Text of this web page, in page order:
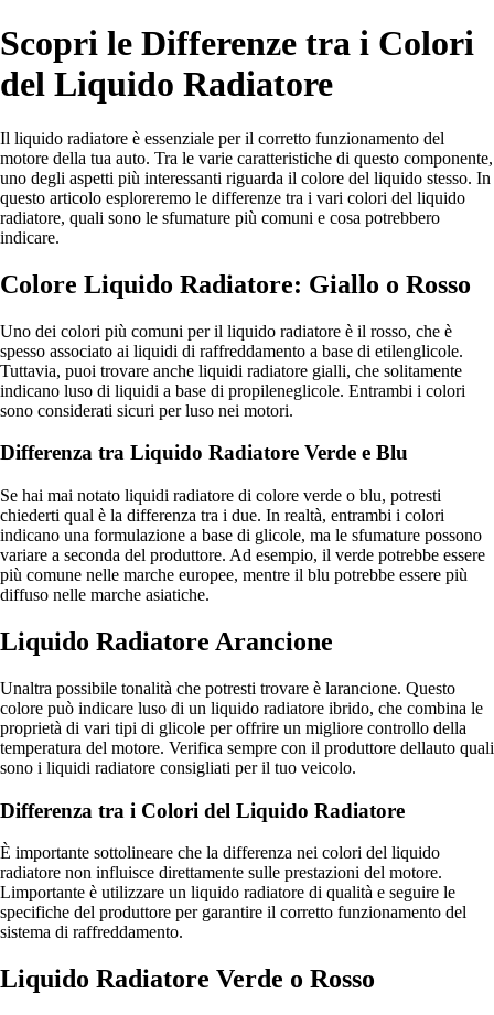
Scopri le Differenze tra i Colori
del Liquido Radiatore
Il liquido radiatore è essenziale per il corretto funzionamento del
motore della tua auto. Tra le varie caratteristiche di questo componente,
uno degli aspetti più interessanti riguarda il colore del liquido stesso. In
questo articolo esploreremo le differenze tra i vari colori del liquido
radiatore, quali sono le sfumature più comuni e cosa potrebbero
indicare.
Colore Liquido Radiatore: Giallo o Rosso
Uno dei colori più comuni per il liquido radiatore è il rosso, che è
spesso associato ai liquidi di raffreddamento a base di etilenglicole.
Tuttavia, puoi trovare anche liquidi radiatore gialli, che solitamente
indicano luso di liquidi a base di propileneglicole. Entrambi i colori
sono considerati sicuri per luso nei motori.
Differenza tra Liquido Radiatore Verde e Blu
Se hai mai notato liquidi radiatore di colore verde o blu, potresti
chiederti qual è la differenza tra i due. In realtà, entrambi i colori
indicano una formulazione a base di glicole, ma le sfumature possono
variare a seconda del produttore. Ad esempio, il verde potrebbe essere
più comune nelle marche europee, mentre il blu potrebbe essere più
diffuso nelle marche asiatiche.
Liquido Radiatore Arancione
Unaltra possibile tonalità che potresti trovare è larancione. Questo
colore può indicare luso di un liquido radiatore ibrido, che combina le
proprietà di vari tipi di glicole per offrire un migliore controllo della
temperatura del motore. Verifica sempre con il produttore dellauto quali
sono i liquidi radiatore consigliati per il tuo veicolo.
Differenza tra i Colori del Liquido Radiatore
È importante sottolineare che la differenza nei colori del liquido
radiatore non influisce direttamente sulle prestazioni del motore.
Limportante è utilizzare un liquido radiatore di qualità e seguire le
specifiche del produttore per garantire il corretto funzionamento del
sistema di raffreddamento.
Liquido Radiatore Verde o Rosso